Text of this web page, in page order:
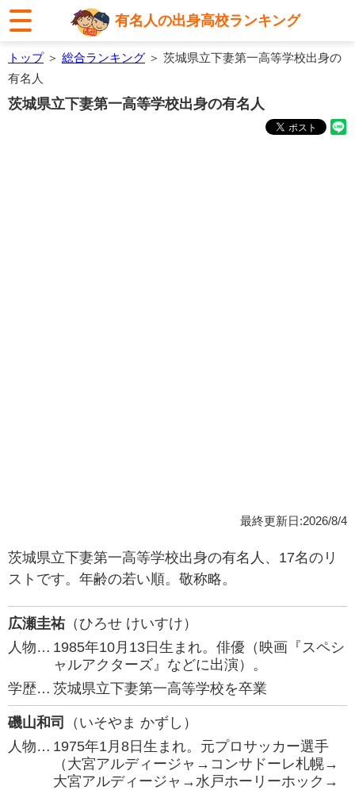
有名人の出身高校ランキング
トップ＞ 総合ランキング ＞ 茨城県立下妻第一高等学校出身の
有名人
茨城県立下妻第一高等学校出身の有名人
最終更新日:2026/8/4
茨城県立下妻第一高等学校出身の有名人、17名のリ
ストです。年齢の若い順。敬称略。
広瀬圭祐（ひろせ けいすけ）
人物… 1985年10月13日生まれ。俳優（映画『スペシ
ャルアクターズ』などに出演）。
学歴… 茨城県立下妻第一高等学校を卒業
磯山和司
（いそやま かずし）
人物… 1975年1月8日生まれ。元プロサッカー選手
（大宮アルディージャ→コンサドーレ札幌→
大宮アルディージャ→水戸ホーリーホック→